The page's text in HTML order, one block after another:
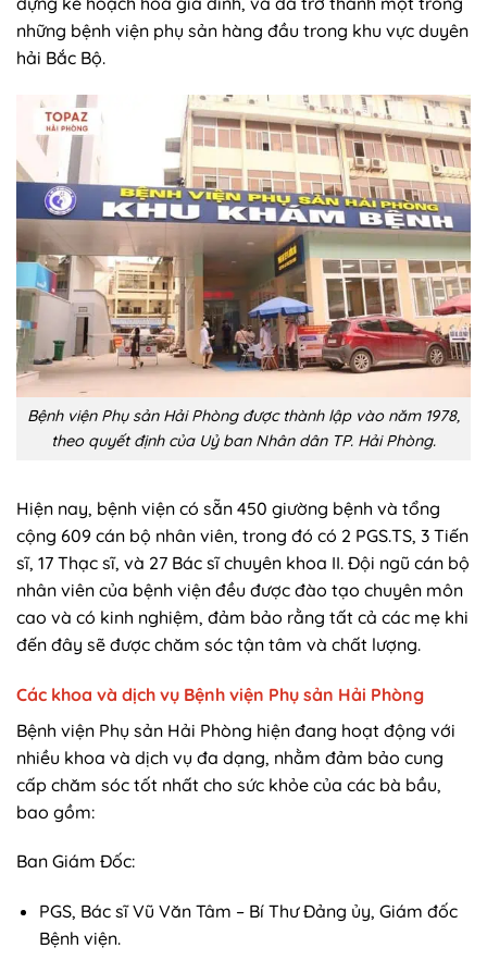
những bệnh viện phụ sản hàng đầu trong khu vực duyên
hải Bắc Bộ.
Bệnh viện Phụ sản Hải Phòng được thành lập vào năm 1978,
theo quyết định của Uỷ ban Nhân dân TP. Hải Phòng.
Hiện nay, bệnh viện có sẵn 450 giường bệnh và tổng
cộng 609 cán bộ nhân viên, trong đó có 2 PGS.TS, 3 Tiến
sĩ, 17 Thạc sĩ, và 27 Bác sĩ chuyên khoa II. Đội ngũ cán bộ
nhân viên của bệnh viện đều được đào tạo chuyên môn
cao và có kinh nghiệm, đảm bảo rằng tất cả các mẹ khi
đến đây sẽ được chăm sóc tận tâm và chất lượng.
Các khoa và dịch vụ Bệnh viện Phụ sản Hải Phòng
Bệnh viện Phụ sản Hải Phòng hiện đang hoạt động với
nhiều khoa và dịch vụ đa dạng, nhằm đảm bảo cung
cấp chăm sóc tốt nhất cho sức khỏe của các bà bầu,
bao gồm:
Ban Giám Đốc:
PGS, Bác sĩ Vũ Văn Tâm – Bí Thư Đảng ủy, Giám đốc
Bệnh viện.